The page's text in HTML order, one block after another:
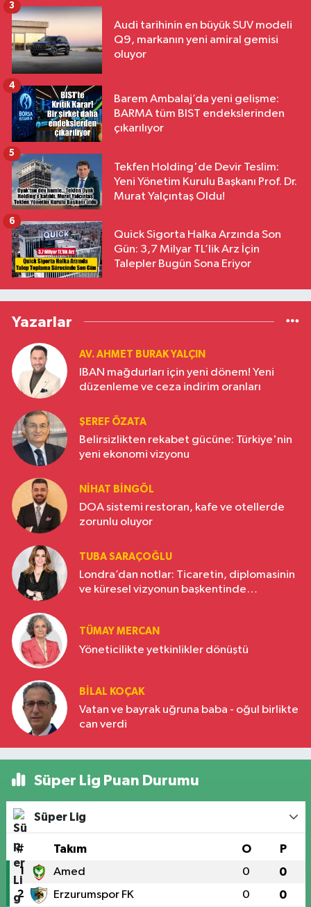
Audi tarihinin en büyük SUV modeli
Q9, markanın yeni amiral gemisi
oluyor
3
Barem Ambalaj’da yeni gelişme:
BARMA tüm BIST endekslerinden
çıkarılıyor
4
Tekfen Holding'de Devir Teslim:
Yeni Yönetim Kurulu Başkanı Prof. Dr.
Murat Yalçıntaş Oldu!
5
Quick Sigorta Halka Arzında Son
Gün: 3,7 Milyar TL’lik Arz İçin
Talepler Bugün Sona Eriyor
6
Yazarlar
AV. AHMET BURAK YALÇIN
IBAN mağdurları için yeni dönem! Yeni
düzenleme ve ceza indirim oranları
ŞEREF ÖZATA
Belirsizlikten rekabet gücüne: Türkiye'nin
yeni ekonomi vizyonu
NIHAT BINGÖL
DOA sistemi restoran, kafe ve otellerde
zorunlu oluyor
TUBA SARAÇOĞLU
Londra’dan notlar: Ticaretin, diplomasinin
ve küresel vizyonun başkentinde
TÜMAY MERCAN
Yöneticilikte yetkinlikler dönüştü
BILAL KOÇAK
Vatan ve bayrak uğruna baba - oğul birlikte
can verdi
Süper Lig Puan Durumu
Süper Lig
# Takım O P
1 Amed 0 0
2 Erzurumspor FK 0 0